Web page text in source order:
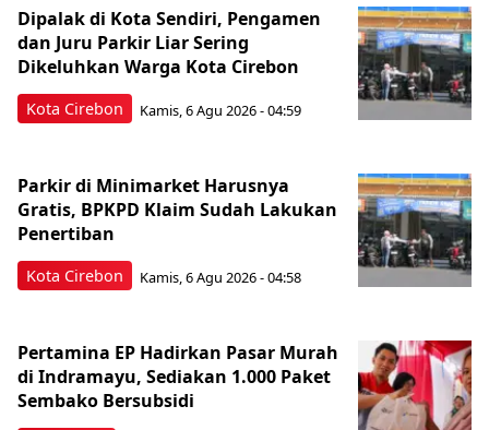
Kota Cirebon
Dipalak di Kota Sendiri, Pengamen
dan Juru Parkir Liar Sering
Dikeluhkan Warga Kota Cirebon
Kamis, 6 Agu 2026 - 04:59
Kota Cirebon
Parkir di Minimarket Harusnya
Gratis, BPKPD Klaim Sudah Lakukan
Penertiban
Kamis, 6 Agu 2026 - 04:58
Pertamina EP Hadirkan Pasar Murah
di Indramayu, Sediakan 1.000 Paket
Sembako Bersubsidi